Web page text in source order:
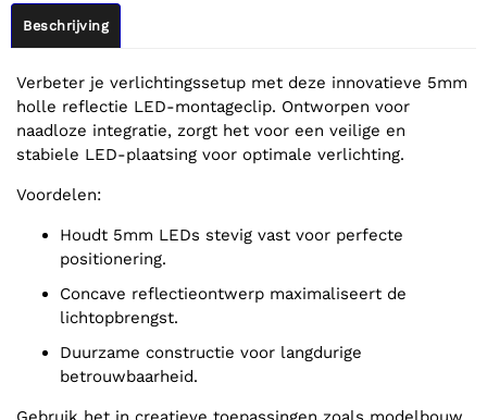
Beschrijving
Verbeter je verlichtingssetup met deze innovatieve 5mm
holle reflectie LED-montageclip. Ontworpen voor
naadloze integratie, zorgt het voor een veilige en
stabiele LED-plaatsing voor optimale verlichting.
Voordelen:
Houdt 5mm LEDs stevig vast voor perfecte
positionering.
Concave reflectieontwerp maximaliseert de
lichtopbrengst.
Duurzame constructie voor langdurige
betrouwbaarheid.